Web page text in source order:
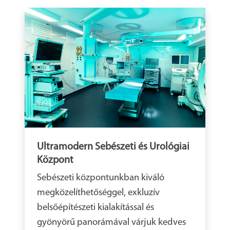
Ultramodern Sebészeti és Urológiai
Központ
Sebészeti központunkban kiváló
megközelíthetőséggel, exkluzív
belsőépítészeti kialakítással és
gyönyörű panorámával várjuk kedves